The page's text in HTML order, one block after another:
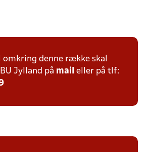
omkring denne række skal
Jylland på mail eller på tlf: